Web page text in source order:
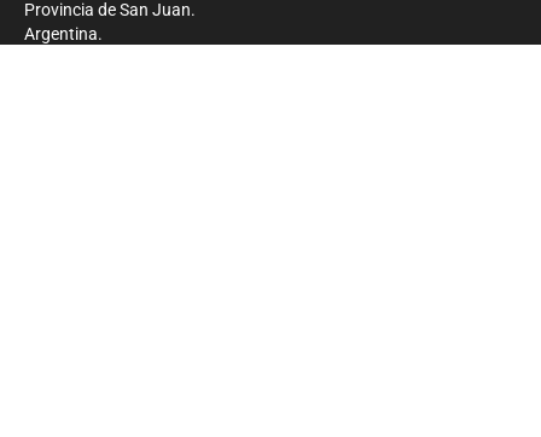
Provincia de San Juan.
Argentina.